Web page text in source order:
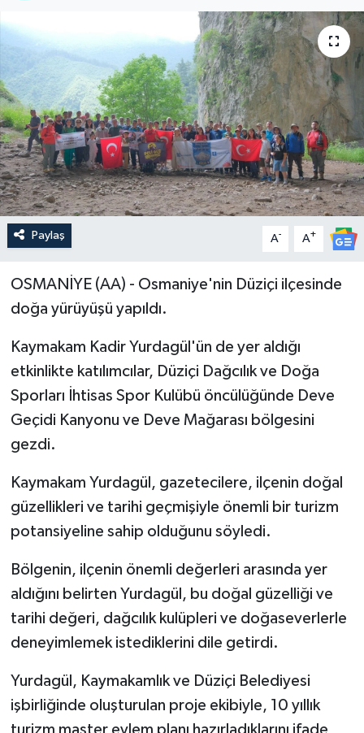
Paylaş A- A+
OSMANİYE (AA) - Osmaniye'nin Düziçi ilçesinde
doğa yürüyüşü yapıldı.
Kaymakam Kadir Yurdagül'ün de yer aldığı
etkinlikte katılımcılar, Düziçi Dağcılık ve Doğa
Sporları İhtisas Spor Kulübü öncülüğünde Deve
Geçidi Kanyonu ve Deve Mağarası bölgesini
gezdi.
Kaymakam Yurdagül, gazetecilere, ilçenin doğal
güzellikleri ve tarihi geçmişiyle önemli bir turizm
potansiyeline sahip olduğunu söyledi.
Bölgenin, ilçenin önemli değerleri arasında yer
aldığını belirten Yurdagül, bu doğal güzelliği ve
tarihi değeri, dağcılık kulüpleri ve doğaseverlerle
deneyimlemek istediklerini dile getirdi.
Yurdagül, Kaymakamlık ve Düziçi Belediyesi
işbirliğinde oluşturulan proje ekibiyle, 10 yıllık
turizm master eylem planı hazırladıklarını ifade